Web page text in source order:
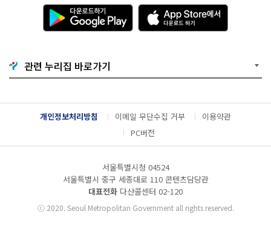
다
운
로
기
G
o
g
l
e
A
p
p
e
서
다
운
관련 누리집 바로가기
개인정보처리방침 이메일 무단수집 거부
이용약관
PC버전
서울특별시청 04524
서울특별시 중구 세종대로 110 콘텐츠담당관
대표전화 다산콜센터 02-120
ⓒ2020. Seoul Metropolitan Government all rights reserved.